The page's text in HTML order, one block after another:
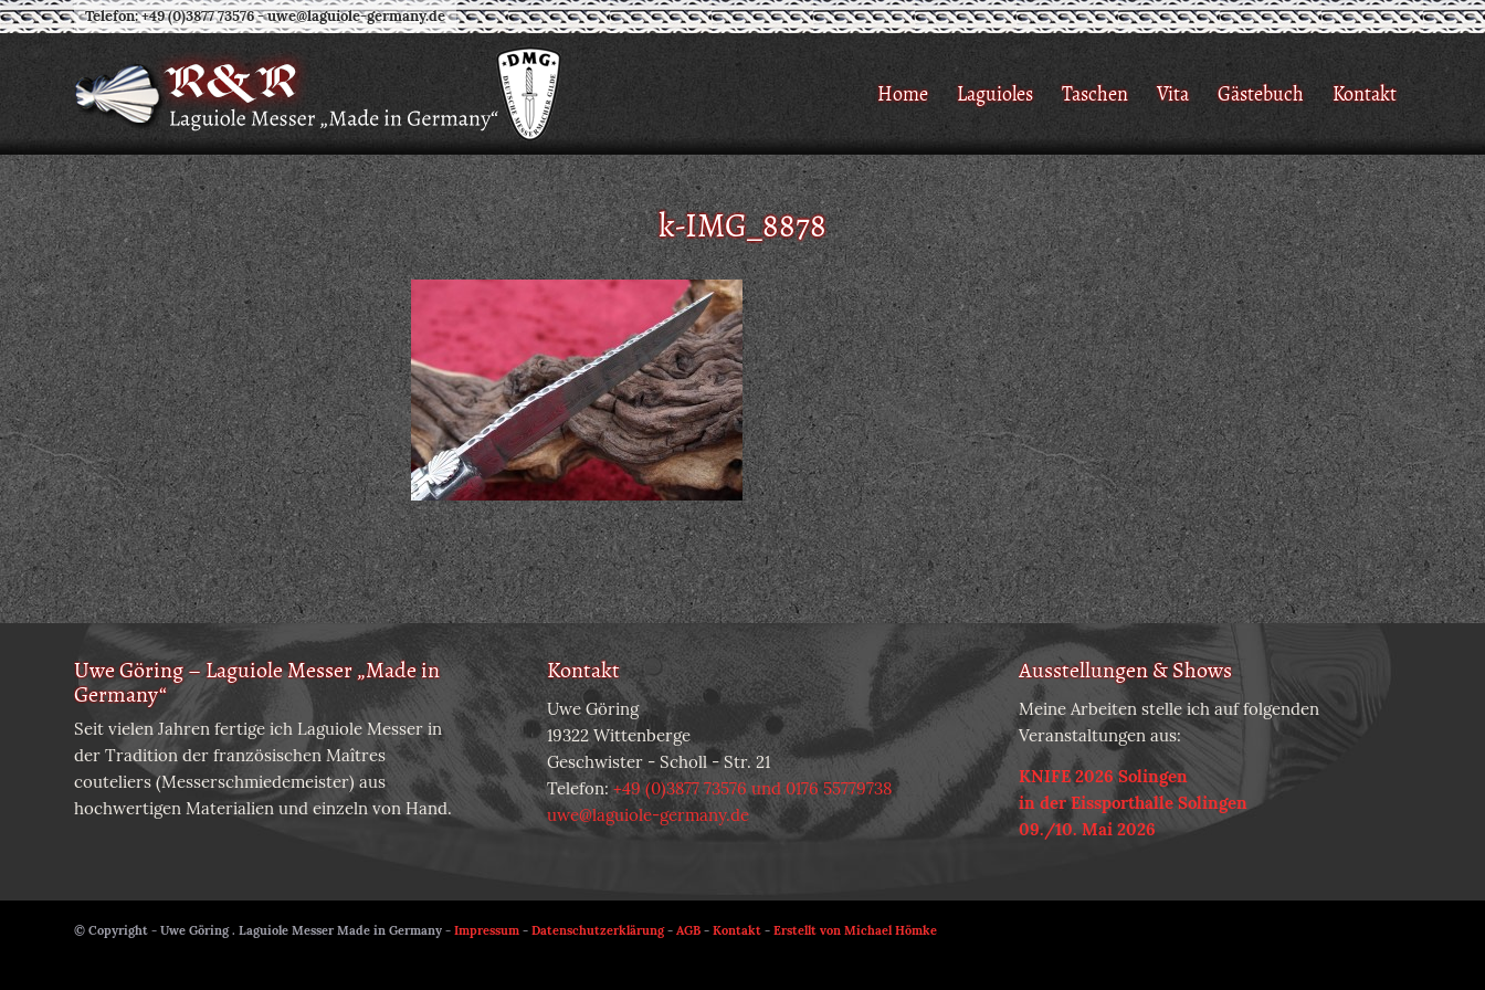
Telefon: +49 (0)3877 73576-uwe@laguiole-germany.de
Home Laguioles Taschen Vita Gästebuch Kontakt
k-IMG_8878
Uwe Göring – Laguiole Messer „Made in
Germany“
Seit vielen Jahren fertige ich Laguiole Messer in
der Tradition der französischen Maîtres
couteliers (Messerschmiedemeister) aus
hochwertigen Materialien und einzeln von Hand.
Kontakt
Uwe Göring
19322 Wittenberge
Geschwister - Scholl - Str. 21
Telefon:+49 (0)3877 73576 und 0176 55779738
uwe@laguiole-germany.de
Ausstellungen & Shows
Meine Arbeiten stelle ich auf folgenden
Veranstaltungen aus:
KNIFE 2026 Solingen
in der Eissporthalle Solingen
09./10. Mai 2026
© Copyright - Uwe Göring . Laguiole Messer Made in Germany - Impressum - Datenschutzerklärung- AGB - Kontakt - Erstellt von Michael Hömke